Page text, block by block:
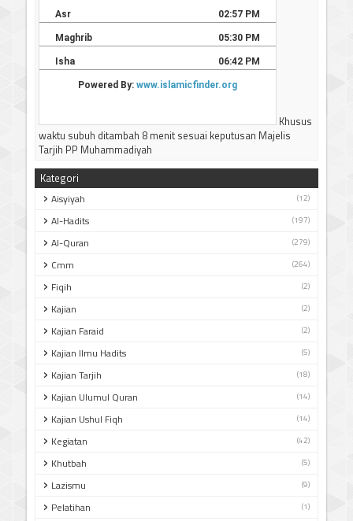
Khusus
waktu subuh ditambah 8 menit sesuai keputusan Majelis
Tarjih PP Muhammadiyah
Kategori
Aisyiyah (12)
Al-Hadits (197)
Al-Quran (279)
Cmm (264)
Fiqih (2)
Kajian (2)
Kajian Faraid (2)
Kajian Ilmu Hadits (5)
Kajian Tarjih (18)
Kajian Ulumul Quran (14)
Kajian Ushul Fiqh (14)
Kegiatan (42)
Khutbah (5)
Lazismu (9)
Pelatihan (1)